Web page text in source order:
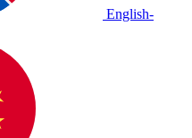
English-